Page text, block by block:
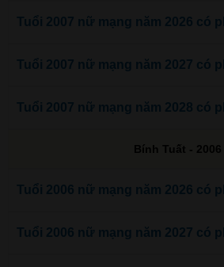
Tuổi 2007 nữ mạng năm 2026 có
Tuổi 2007 nữ mạng năm 2027 có
Tuổi 2007 nữ mạng năm 2028 có
Bính Tuất - 2006
Tuổi 2006 nữ mạng năm 2026 có
Tuổi 2006 nữ mạng năm 2027 có